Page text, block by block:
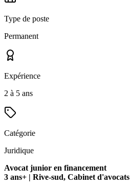
Type de poste
Permanent
Expérience
2 à 5 ans
Catégorie
Juridique
Avocat junior en financement
3 ans+ | Rive-sud, Cabinet d'avocats